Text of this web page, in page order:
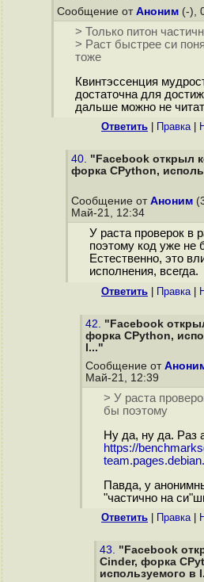
Сообщение от Аноним (-),
> Только питон
> Раст быстрее си
тоже
Квинтэссенция
достаточна для
дальше можно не
Ответить Правка|
40. "Facebook открыл
форка CPython,
Сообщение от Аноним
Май-21, 12:34
У раста проверок в
поэтому код уже не
Естественно, это
исполнения, всегда.
Ответить Правка|
42. "Facebook
форка CPython,
I..."
Сообщение от
Май-21, 12:39
> У раста
бы поэтому
Ну да, ну да. Раз
https://
Павда, у
"частично на
Ответить Правка|
43. "Facebook
Cinder, форка
используемого в